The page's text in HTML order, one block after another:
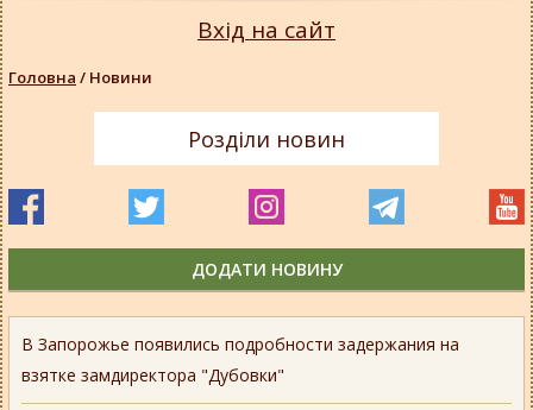
В Запорожье появились подробности задержания на
взятке замдиректора "Дубовки"
Вхід на сайт
Головна / Новини
Розділи новин
ДОДАТИ НОВИНУ